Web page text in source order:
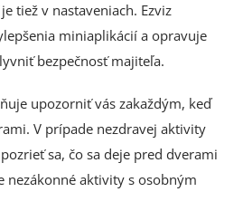
tiež v nastaveniach. Ezviz
miniaplikácií a opravuje
bezpečnosť majiteľa.
upozorniť vás zakaždým, keď
V prípade nezdravej aktivity
sa, čo sa deje pred dverami
nezákonné aktivity s osobným